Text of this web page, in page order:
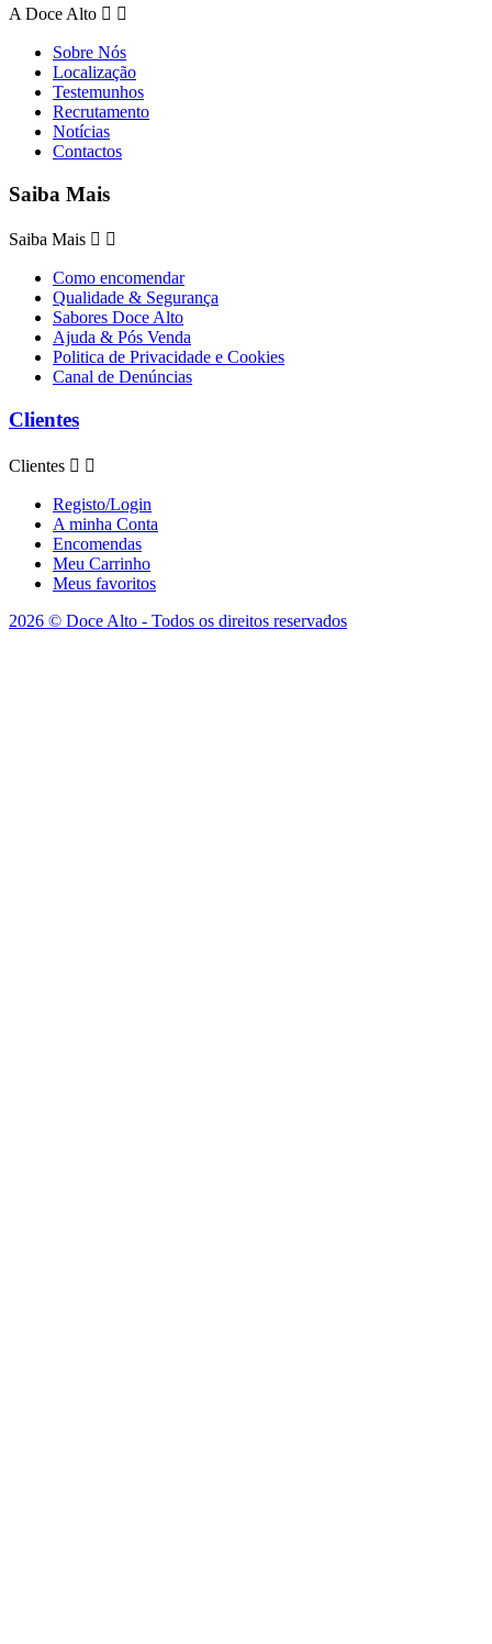
A Doce Alto  
Sobre Nós
Localização
Testemunhos
Recrutamento
Notícias
Contactos
Saiba Mais
Saiba Mais  
Como encomendar
Qualidade & Segurança
Sabores Doce Alto
Ajuda & Pós Venda
Politica de Privacidade e Cookies
Canal de Denúncias
Clientes
Clientes  
Registo/Login
A minha Conta
Encomendas
Meu Carrinho
Meus favoritos
2026 © Doce Alto - Todos os direitos reservados